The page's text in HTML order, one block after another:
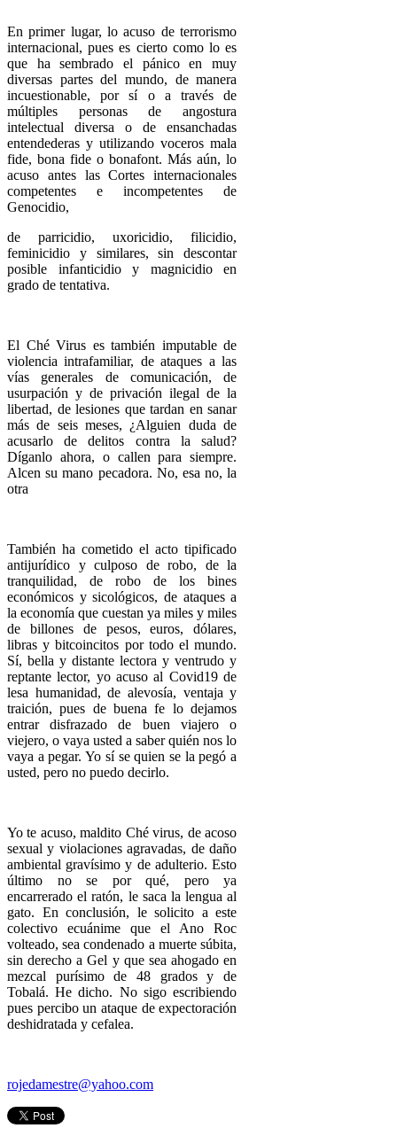
En primer lugar, lo acuso de terrorismo
internacional, pues es cierto como lo es
que ha sembrado el pánico en muy
diversas partes del mundo, de manera
incuestionable, por sí o a través de
múltiples personas de angostura
intelectual diversa o de ensanchadas
entendederas y utilizando voceros mala
fide, bona fide o bonafont. Más aún, lo
acuso antes las Cortes internacionales
competentes e incompetentes de
Genocidio,
de parricidio, uxoricidio, filicidio,
feminicidio y similares, sin descontar
posible infanticidio y magnicidio en
grado de tentativa.
El Ché Virus es también imputable de
violencia intrafamiliar, de ataques a las
vías generales de comunicación, de
usurpación y de privación ilegal de la
libertad, de lesiones que tardan en sanar
más de seis meses, ¿Alguien duda de
acusarlo de delitos contra la salud?
Díganlo ahora, o callen para siempre.
Alcen su mano pecadora. No, esa no, la
otra
También ha cometido el acto tipificado
antijurídico y culposo de robo, de la
tranquilidad, de robo de los bines
económicos y sicológicos, de ataques a
la economía que cuestan ya miles y miles
de billones de pesos, euros, dólares,
libras y bitcoincitos por todo el mundo.
Sí, bella y distante lectora y ventrudo y
reptante lector, yo acuso al Covid19 de
lesa humanidad, de alevosía, ventaja y
traición, pues de buena fe lo dejamos
entrar disfrazado de buen viajero o
viejero, o vaya usted a saber quién nos lo
vaya a pegar. Yo sí se quien se la pegó a
usted, pero no puedo decirlo.
Yo te acuso, maldito Ché virus, de acoso
sexual y violaciones agravadas, de daño
ambiental gravísimo y de adulterio. Esto
último no se por qué, pero ya
encarrerado el ratón, le saca la lengua al
gato. En conclusión, le solicito a este
colectivo ecuánime que el Ano Roc
volteado, sea condenado a muerte súbita,
sin derecho a Gel y que sea ahogado en
mezcal purísimo de 48 grados y de
Tobalá. He dicho. No sigo escribiendo
pues percibo un ataque de expectoración
deshidratada y cefalea.
rojedamestre@yahoo.com